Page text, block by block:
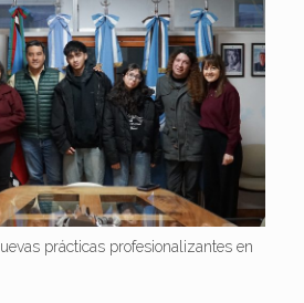
prácticas profesionalizantes en